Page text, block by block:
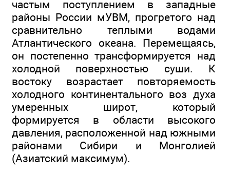
частым поступлением в западные
районы России мУВМ, прогретого над
сравнительно теплыми водами
Атлантического океана. Перемещаясь,
он постепенно трансформируется над
холодной поверхностью суши. К
востоку возрастает повторяемость
холодного континентального воз духа
умеренных широт, который
формируется в области высокого
давления, расположенной над южными
районами Сибири и Монголией
(Азиатский максимум).